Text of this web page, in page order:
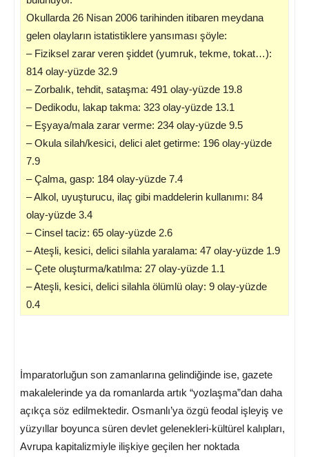
Okullarda 26 Nisan 2006 tarihinden itibaren meydana
gelen olayların istatistiklere yansıması şöyle:
– Fiziksel zarar veren şiddet (yumruk, tekme, tokat…):
814 olay-yüzde 32.9
– Zorbalık, tehdit, sataşma: 491 olay-yüzde 19.8
– Dedikodu, lakap takma: 323 olay-yüzde 13.1
– Eşyaya/mala zarar verme: 234 olay-yüzde 9.5
– Okula silah/kesici, delici alet getirme: 196 olay-yüzde
7.9
– Çalma, gasp: 184 olay-yüzde 7.4
– Alkol, uyuşturucu, ilaç gibi maddelerin kullanımı: 84
olay-yüzde 3.4
– Cinsel taciz: 65 olay-yüzde 2.6
– Ateşli, kesici, delici silahla yaralama: 47 olay-yüzde 1.9
– Çete oluşturma/katılma: 27 olay-yüzde 1.1
– Ateşli, kesici, delici silahla ölümlü olay: 9 olay-yüzde
0.4
İmparatorluğun son zamanlarına gelindiğinde ise, gazete
makalelerinde ya da romanlarda artık “yozlaşma”dan daha
açıkça söz edilmektedir. Osmanlı’ya özgü feodal işleyiş ve
yüzyıllar boyunca süren devlet gelenekleri-kültürel kalıpları,
Avrupa kapitalizmiyle ilişkiye geçilen her noktada